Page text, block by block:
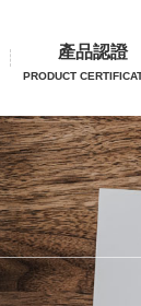
產品認證
PRODUCT